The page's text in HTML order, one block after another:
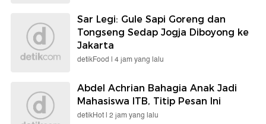
Sar Legi: Gule Sapi Goreng dan
Tongseng Sedap Jogja Diboyong ke
Jakarta
detikFood | 4 jam yang lalu
Abdel Achrian Bahagia Anak Jadi
Mahasiswa ITB, Titip Pesan Ini
detikHot | 2 jam yang lalu